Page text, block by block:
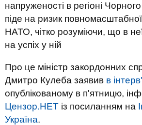
напруженості в регіоні
піде на ризик
НАТО, чітко розуміючи, що в
на успіх у ній
Про це міністр закордонних
Дмитро Кулеба заявив в
опублікованому в п'ятницю,
Цензор.НЕТ із посиланням на
Україна.